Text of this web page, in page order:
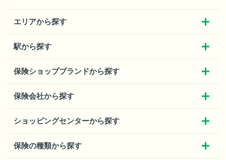
エリアから探す
駅から探す
保険ショップブランドから探す
保険会社から探す
ショッピングセンターから探す
保険の種類から探す